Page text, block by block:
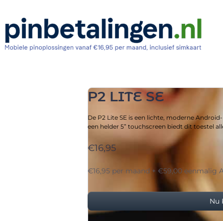
P2 LITE SE
De P2 Lite SE is een lichte, moderne
een helder 5” touchscreen biedt dit toestel
€16,95
€16,95 per maand + €59,00 eenmalig
Nu